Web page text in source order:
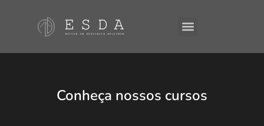
Conheça nossos cursos